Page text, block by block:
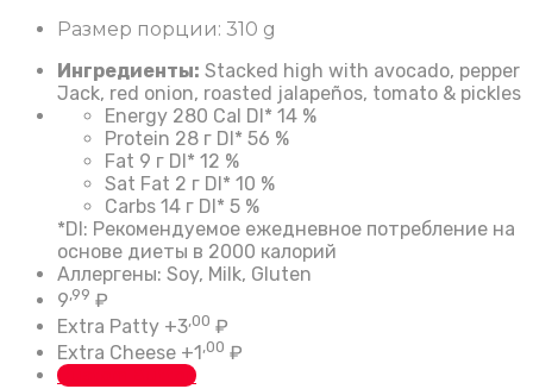
Размер порции: 310 g
Ингредиенты: Stacked high with avocado, pepper
Jack, red onion, roasted jalapeños, tomato & pickles
Energy 280 Cal DI* 14 %
Protein 28 г DI* 56 %
Fat 9 г DI* 12 %
Sat Fat 2 г DI* 10 %
Carbs 14 г DI* 5 %
*DI: Рекомендуемое ежедневное потребление на
основе диеты в 2000 калорий
Аллергены: Soy, Milk, Gluten
9,99 ₽
Extra Patty +3,00 ₽
Extra Cheese +1 ,00 ₽
Custom Button